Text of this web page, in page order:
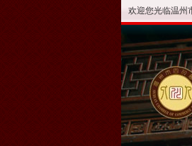
欢迎您光临温州